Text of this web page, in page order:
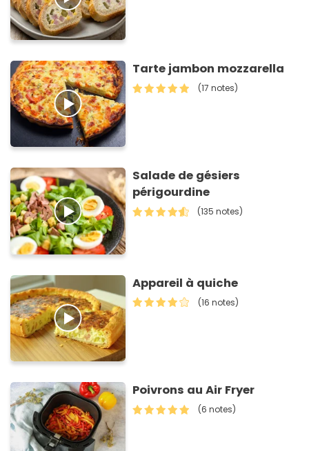
Tarte jambon mozzarella
(17 notes)
Salade de gésiers
périgourdine
(135 notes)
Appareil à quiche
(16 notes)
Poivrons au Air Fryer
(6 notes)